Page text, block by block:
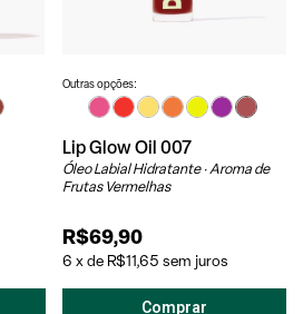
Outras opções:
Lip Glow Oil 007
Óleo Labial Hidratante · Aroma de
Frutas Vermelhas
R$69,90
6 xde R$11,65 sem juros